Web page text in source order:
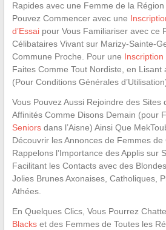
Rapides avec une Femme de la
Pouvez Commencer avec une
d’Essaipour Vous Familiariser avec ce
Célibataires Vivant sur Marizy-Sainte-
Commune Proche. Pour une Inscription
Faites Comme Tout Nordiste, en Lisant
(Pour Conditions Générales
Vous Pouvez Aussi Rejoindre des Sites
Affinités Comme Disons Demain (pour
Seniorsdans l’Aisne) Ainsi Que
Découvrir les Annonces de Femmes de
Rappelons l’Importance des Applis sur
Facilitant les Contacts avec des
Jolies Brunes Axonaises, Catholiques,
Athées.
En Quelques Clics, Vous Pourrez
Blackset des Femmes de Toutes les